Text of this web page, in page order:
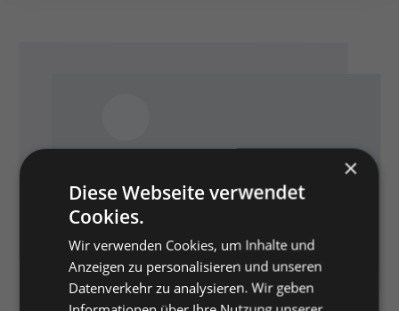
×
Diese Webseite verwendet
Cookies.
Wir verwenden Cookies, um Inhalte und
Anzeigen zu personalisieren und unseren
Datenverkehr zu analysieren. Wir geben